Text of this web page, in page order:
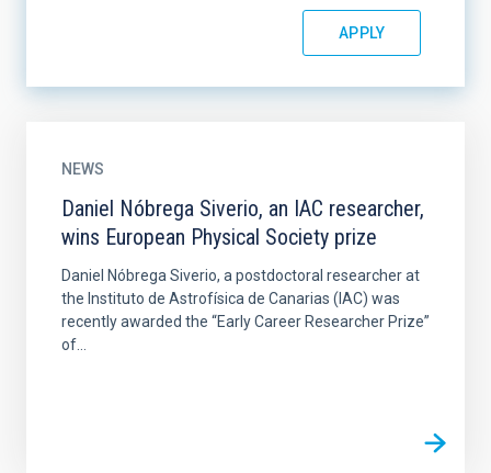
NEWS
Daniel Nóbrega Siverio, an IAC researcher,
wins European Physical Society prize
Daniel Nóbrega Siverio, a postdoctoral researcher at
the Instituto de Astrofísica de Canarias (IAC) was
recently awarded the “Early Career Researcher Prize”
of...